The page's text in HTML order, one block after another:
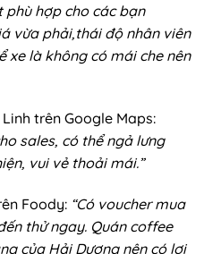
hợp cho các bạn
vừa phải,thái độ nhân viên
xe là không có mái che nên
trên Google Maps:
sales, có thể ngả lưng
vui vẻ thoải mái.”
Foody: “Có voucher mua
thử ngay. Quán coffee
của Hải Dương nên có lợi